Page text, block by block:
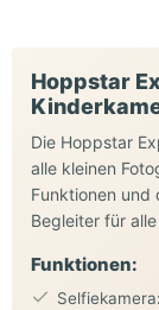
Hoppstar
Die Hoppstar
alle kleinen
Funktionen und
Begleiter für
Funktionen: